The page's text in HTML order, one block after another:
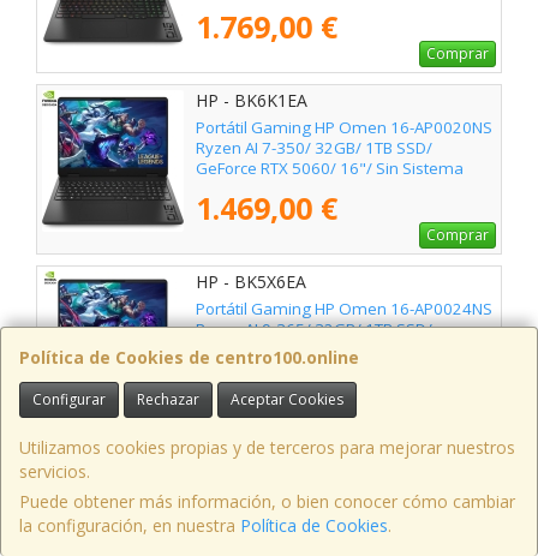
1.769,00 €
Comprar
HP - BK6K1EA
Portátil Gaming HP Omen 16-AP0020NS
Ryzen AI 7-350/ 32GB/ 1TB SSD/
GeForce RTX 5060/ 16"/ Sin Sistema
1.469,00 €
Comprar
HP - BK5X6EA
Portátil Gaming HP Omen 16-AP0024NS
Ryzen AI 9-365/ 32GB/ 1TB SSD/
GeForce RTX 5070/ 16"/ Sin Sistema
Operativo
1.799,00 €
HP - BL2B7EA
Portátil Gaming HP Victus 15-FA2039NS
Intel Core 7-240H/ 16GB/ 1TB SSD/
GeForce RTX 5060/ 15.6"/ Sin Sistema
Política de Cookies de centro100.online
Configurar Rechazar Aceptar Cookies
Utilizamos cookies propias y de terceros para mejorar nuestros
servicios.
Puede obtener más información, o bien conocer cómo cambiar
la configuración, en nuestra Política de Cookies.